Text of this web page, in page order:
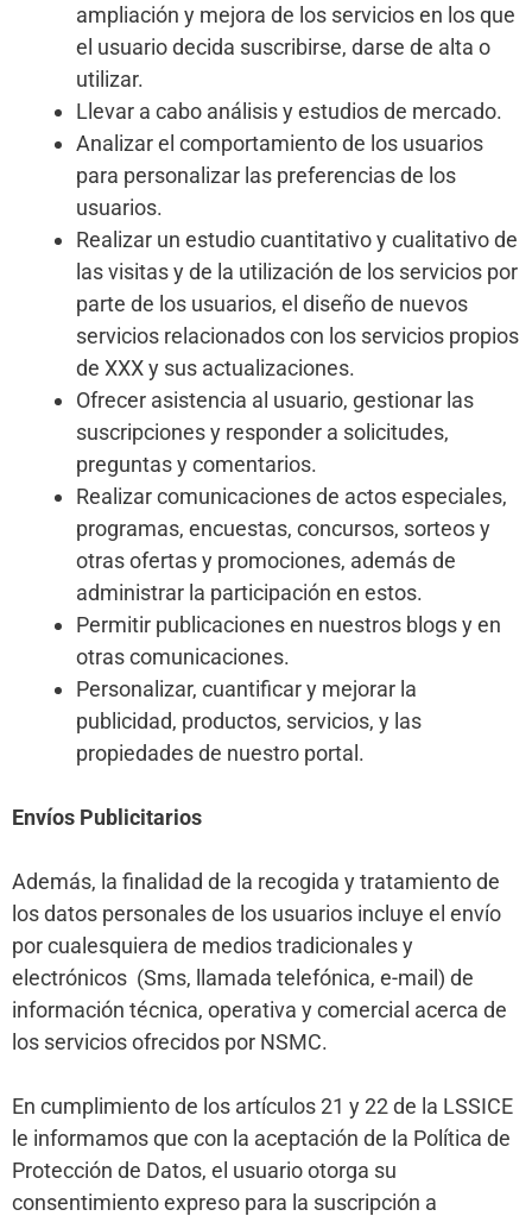
ampliación y mejora de los servicios en los que
el usuario decida suscribirse, darse de alta o
utilizar.
Llevar a cabo análisis y estudios de mercado.
Analizar el comportamiento de los usuarios
para personalizar las preferencias de los
usuarios.
Realizar un estudio cuantitativo y cualitativo de
las visitas y de la utilización de los servicios por
parte de los usuarios, el diseño de nuevos
servicios relacionados con los servicios propios
de XXX y sus actualizaciones.
Ofrecer asistencia al usuario, gestionar las
suscripciones y responder a solicitudes,
preguntas y comentarios.
Realizar comunicaciones de actos especiales,
programas, encuestas, concursos, sorteos y
otras ofertas y promociones, además de
administrar la participación en estos.
Permitir publicaciones en nuestros blogs y en
otras comunicaciones.
Personalizar, cuantificar y mejorar la
publicidad, productos, servicios, y las
propiedades de nuestro portal.
Envíos Publicitarios
Además, la finalidad de la recogida y tratamiento de
los datos personales de los usuarios incluye el envío
por cualesquiera de medios tradicionales y
electrónicos (Sms, llamada telefónica, e-mail) de
información técnica, operativa y comercial acerca de
los servicios ofrecidos por NSMC.
En cumplimiento de los artículos 21 y 22 de la LSSICE
le informamos que con la aceptación de la Política de
Protección de Datos, el usuario otorga su
consentimiento expreso para la suscripción a